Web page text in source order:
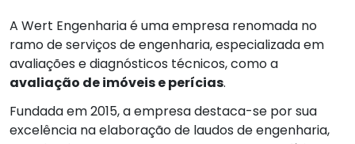
A Wert Engenharia é uma empresa renomada no
ramo de serviços de engenharia, especializada em
avaliações e diagnósticos técnicos, como a
avaliação de imóveis e perícias.
Fundada em 2015, a empresa destaca-se por sua
excelência na elaboração de laudos de engenharia,